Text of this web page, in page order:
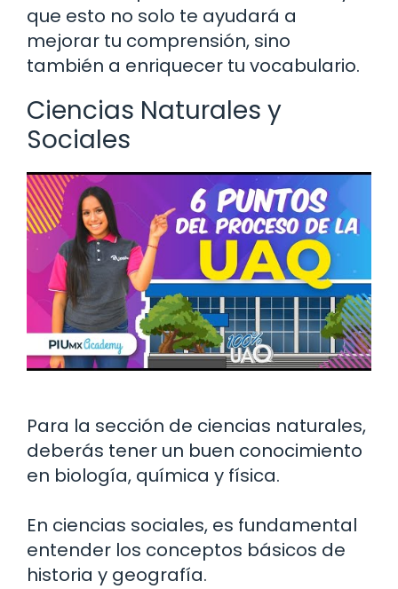
que esto no solo te ayudará a
mejorar tu comprensión, sino
también a enriquecer tu vocabulario.
Ciencias Naturales y
Sociales
Para la sección de ciencias naturales,
deberás tener un buen conocimiento
en biología, química y física.
En ciencias sociales, es fundamental
entender los conceptos básicos de
historia y geografía.